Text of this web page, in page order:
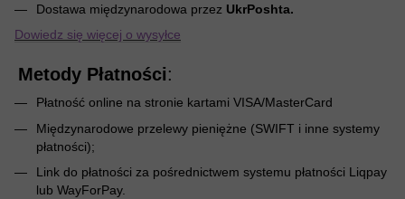
Dostawa międzynarodowa przez UkrPoshta.
Dowiedz się więcej o wysyłce
Metody Płatności:
Płatność online na stronie kartami VISA/MasterCard
Międzynarodowe przelewy pieniężne (SWIFT i inne systemy
płatności);
Link do płatności za pośrednictwem systemu płatności Liqpay
lub WayForPay.